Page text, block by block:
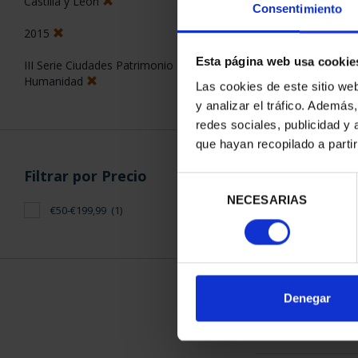
Consentimiento
Esta página web usa
Las cookies de este sitio
y analizar el tráfico.
redes sociales, publicidad y
que hayan recopilado a
consentimiento
NECESARIAS
Denegar
2015
III Serie Ciudades Patrimonio de la
Humanidad
Filtrar por Precio
€50-€199,99 (1)
CIUDADES
ORDENAR POR: